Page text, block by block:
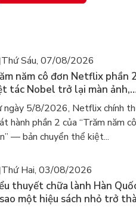
Thứ Sáu, 07/08/2026
năm cô đơn Netflix phần
tác Nobel trở lại màn ảnh,
người tìm đọc lại García
ngày 5/8/2026, Netflix chính
hành phần 2 của “Trăm năm cô
— bản chuyển thể kiệt...
Thứ Hai, 03/08/2026
thuyết chữa lành Hàn
một hiệu sách nhỏ trở